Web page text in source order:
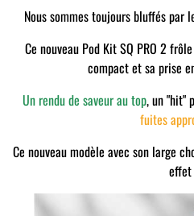
Nous sommes toujours bluffés par
Ce nouveau Pod Kit SQ PRO 2
compact et sa prise
Un rendu de saveur au top, un "hit"
fuites
Ce nouveau modèle avec son large
effet